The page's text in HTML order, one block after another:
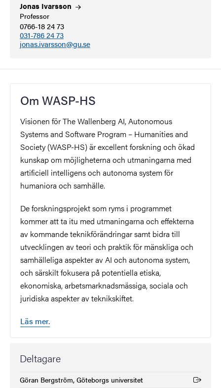
Jonas Ivarsson
Professor
0766-18 24 73
031-786 24 73
jonas.ivarsson@gu.se
Om WASP-HS
Visionen för The Wallenberg AI, Autonomous
Systems and Software Program – Humanities and
Society (WASP-HS) är excellent forskning och ökad
kunskap om möjligheterna och utmaningarna med
artificiell intelligens och autonoma system för
humaniora och samhälle.
De forskningsprojekt som ryms i programmet
kommer att ta itu med utmaningarna och effekterna
av kommande teknikförändringar samt bidra till
utvecklingen av teori och praktik för mänskliga och
samhälleliga aspekter av AI och autonoma system,
och särskilt fokusera på potentiella etiska,
ekonomiska, arbetsmarknadsmässiga, sociala och
juridiska aspekter av teknikskiftet.
Läs mer.
Deltagare
Göran Bergström, Göteborgs universitet
(Extern länk)